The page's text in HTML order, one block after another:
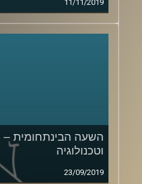
11/11/2019
השעה הבינתחומית –
וטכנולוגיה
23/09/2019